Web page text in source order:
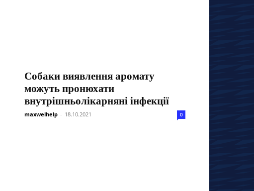
Собаки виявлення аромату
можуть пронюхати
внутрішньолікарняні інфекції
maxwelhelp - 18.10.2021 0